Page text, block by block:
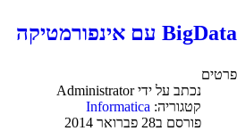
BigData עם אינפורמטיקה
פרטים
נכתב על ידיAdministrator
קטגוריה: Informatica
פורסם ב28 פברואר 2014